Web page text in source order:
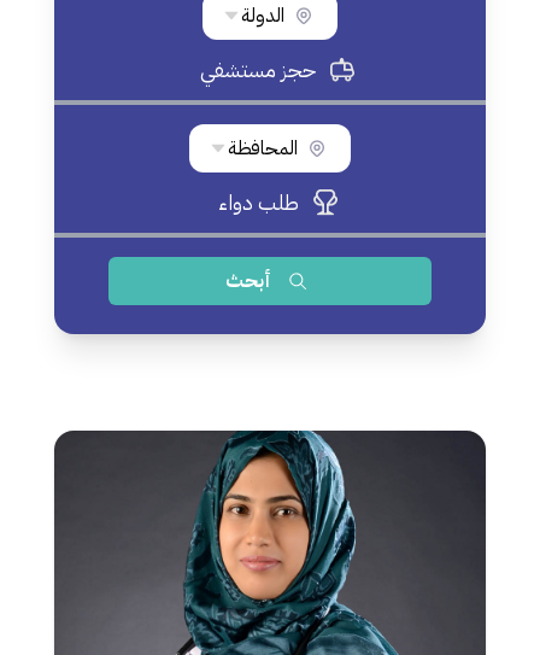
الدولة
حجز مستشفي
المحافظة
طلب دواء
أبحث